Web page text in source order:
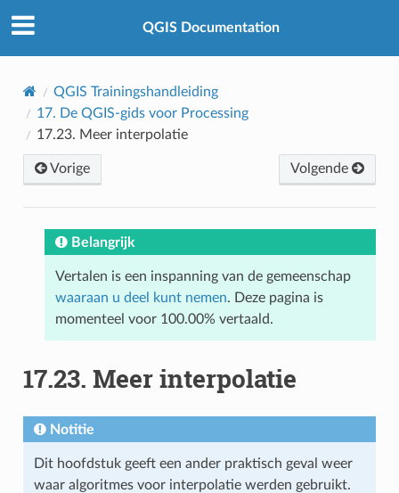
QGIS Documentation
QGIS Trainingshandleiding
17. De QGIS-gids voor Processing
17.23. Meer interpolatie
Vorige Volgende
Belangrijk
Vertalen is een inspanning van de gemeenschap
waaraan u deel kunt nemen. Deze pagina is
momenteel voor 100.00% vertaald.
17.23. Meer interpolatie
Notitie
Dit hoofdstuk geeft een ander praktisch geval weer
waar algoritmes voor interpolatie werden gebruikt.